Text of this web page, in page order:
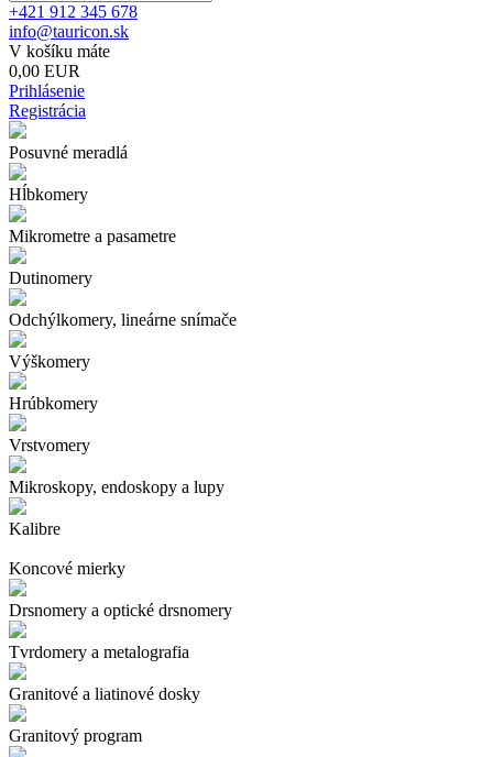
+421 912 345 678
info@tauricon.sk
V košíku máte
0,00 EUR
Prihlásenie
Registrácia
Posuvné meradlá
Hĺbkomery
Mikrometre a pasametre
Dutinomery
Odchýlkomery, lineárne snímače
Výškomery
Hrúbkomery
Vrstvomery
Mikroskopy, endoskopy a lupy
Kalibre
Koncové mierky
Drsnomery a optické drsnomery
Tvrdomery a metalografia
Granitové a liatinové dosky
Granitový program